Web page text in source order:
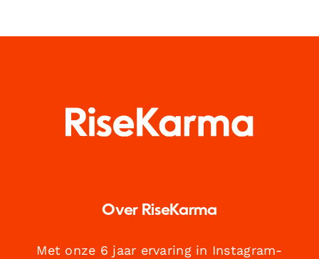
Over RiseKarma
Met onze 6 jaar ervaring in Instagram-